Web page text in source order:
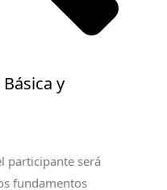
y
participante será
fundamentos